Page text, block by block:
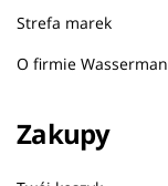
Strefa marek
O firmie Wasserman
Zakupy